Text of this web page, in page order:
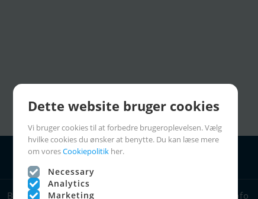
Bådforhandlere Sejlerlinks Sejlerinfo
Dette website bruger cookies
Vi bruger cookies til at forbedre brugeroplevelsen. Vælg
hvilke cookies du ønsker at benytte. Du kan læse mere
om voresCookiepolitik her.
Necessary
Analytics
Marketing